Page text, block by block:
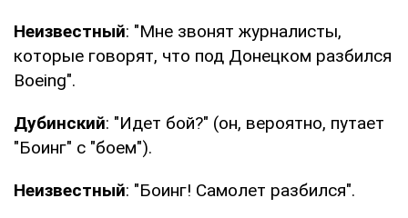
Неизвестный: "Мне звонят журналисты,
которые говорят, что под Донецком разбился
Boeing".
Дубинский: "Идет бой?" (он, вероятно, путает
"Боинг" с "боем").
Неизвестный: "Боинг! Самолет разбился".